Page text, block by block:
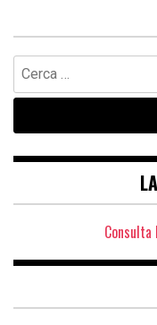
Ricerca
per: